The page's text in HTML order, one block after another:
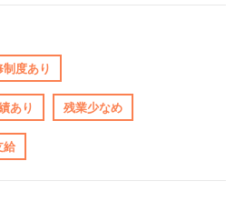
制度あり
あり 残業少なめ
給